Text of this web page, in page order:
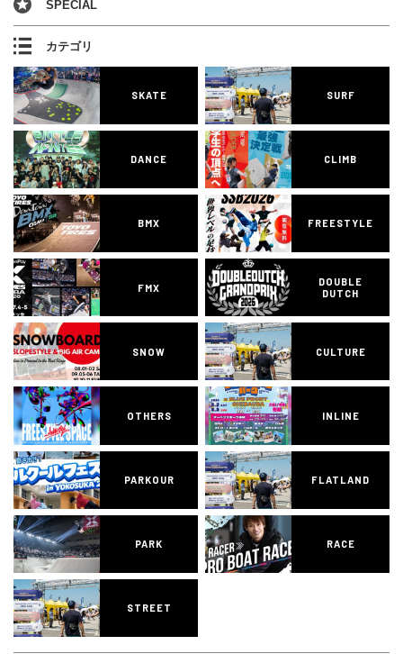
SPECIAL
カテゴリ
SKATE SURF
DANCE CLIMB
BMX FREESTYLE
FMX
DOUBLE
DUTCH
SNOW CULTURE
OTHERS INLINE
PARKOUR FLATLAND
PARK RACE
STREET